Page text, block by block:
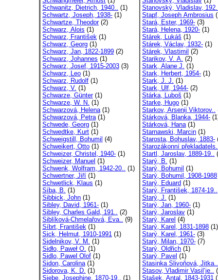
Schwanitz, Dietrich, 1940.. (1)
Schwartz, Joseph, 1938- (1)
Schwartze, Theodor(2)
Schwarz, Alois (1)
Schwarz, František (1)
Schwarz, Georg (1)
Schwarz, Jan, 1822-1899 (2)
Schwarz, Johannes (1)
Schwarz, Josef, 1915-2003 (3)
Schwarz, Leo (1)
Schwarz, Rudolf (1)
Schwarz, V. (1)
Schwarze, Günter(1)
Schwarze, W. N. (1)
Schwarzová, Helena(1)
Schwarzová, Petra(1)
Schwede, Georg (1)
Schwedtke, Kurt (1)
Schweigstill, Bohumil (4)
Schweikert, Otto (1)
Schweizer, Christel, 1940- (1)
Schweizer, Manuel (1)
Schwenk, Wolfram, 1942-20.. (1)
Schwertner, Jiří (1)
Schwetlick, Klaus (1)
Síba, B. (1)
Sibbick, John (1)
Sibley, David, 1961- (1)
Sibley, Charles Gald, 191.. (2)
Siblíková-Chmelařová, Eva.. (9)
Síbrt, František (1)
Sick, Helmut, 1910-1991 (1)
Sidelnikov, V. M. (1)
Sidło, Paweł O. (1)
Sidlo, Pawel Olof (1)
Sidon, Carolina(1)
Sidorova, K. D. (1)
Siebe, Josephine, 1870-19.. (1)
Stanovský, Vladislav,
Stapf, Joseph Ambrosius
Stará, Ester, 1969- (3)
Stará, Helena, 1920- (1)
Stárek, Lukáš (1)
Stárek, Václav, 1932- (1)
Stárek, Vlastimil (2)
Starikov, V. A. (2)
Stark, Alane J. (1)
Stark, Herbert, 1954- (1)
Stark, J. J. (1)
Stark, Ulf, 1944- (2)
Stárka, Luboš (1)
Starke, Hugo (1)
Starkov, Arsenij Viktorov..
Stárková, Blanka, 1944-
Stárková, Hana(1)
Starnawski, Marcin (1)
Starosta, Bohuslav, 1883-
Starozákonní
Startl, Jaroslav, 1889-19..
Starý, B. (1)
Starý, Bohumil (1)
Starý, Bohumil, 1908-1988
Starý, Eduard (1)
Starý, František, 1874-19..
Starý, J. (1)
Starý, Jan, 1960- (1)
Starý, Jaroslav (1)
Starý, Karel (4)
Starý, Karel, 1831-1898 (1)
Starý, Karel, 1961- (3)
Starý, Milan, 1970- (7)
Starý, Oldřich (1)
Starý, Pavel (1)
Stasinka Slivoňová, Jitka..
Stasov, Vladimir Vasil‘je..
Stašek, Antal, 1843-1931